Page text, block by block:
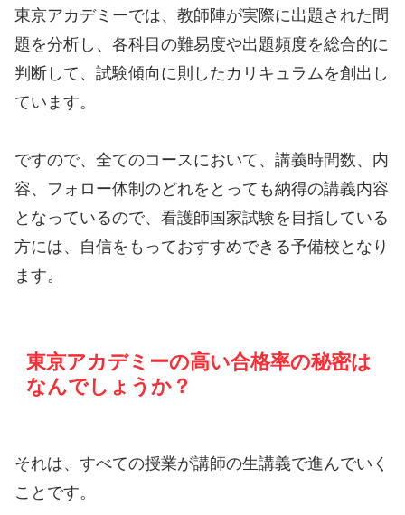
東京アカデミーでは、教師陣が実際に出題された問
題を分析し、各科目の難易度や出題頻度を総合的に
判断して、試験傾向に則したカリキュラムを創出し
ています。
ですので、全てのコースにおいて、講義時間数、内
容、フォロー体制のどれをとっても納得の講義内容
となっているので、看護師国家試験を目指している
方には、自信をもっておすすめできる予備校となり
ます。
東京アカデミーの高い合格率の秘密は
なんでしょうか？
それは、すべての授業が講師の生講義で進んでいく
ことです。